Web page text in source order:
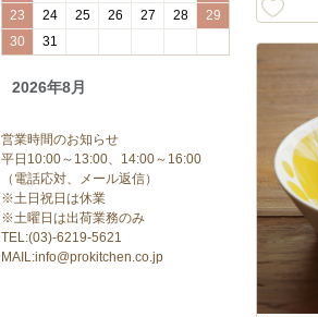
2026年8月
23
24 25 26 27 28
29
30
31
営業時間のお知らせ
平日10:00～13:00、14:00～16:00
（電話応対、メール返信）
※土日祝日は休業
※土曜日は出荷業務のみ
TEL:(03)-6219-5621
MAIL:info@prokitchen.co.jp